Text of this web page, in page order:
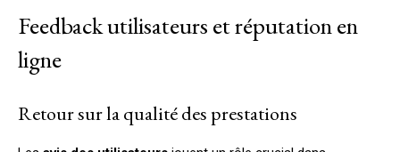
Feedback utilisateurs et réputation en
ligne
Retour sur la qualité des prestations